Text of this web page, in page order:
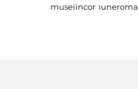
museiincomuneroma